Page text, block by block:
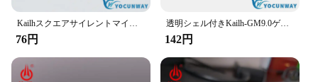
Kailhスクエアサイレントマイクロスイッチ、5億の中級キーマッチ、thunder Snake viper 2000、本物、新品、2ピン
76円
透明シェル付きKailh-GM9.0ゲーミングマウス,マイクロスイッチ,90万の耐久性,3ピン,新しいスタイル,オリジナル
142円